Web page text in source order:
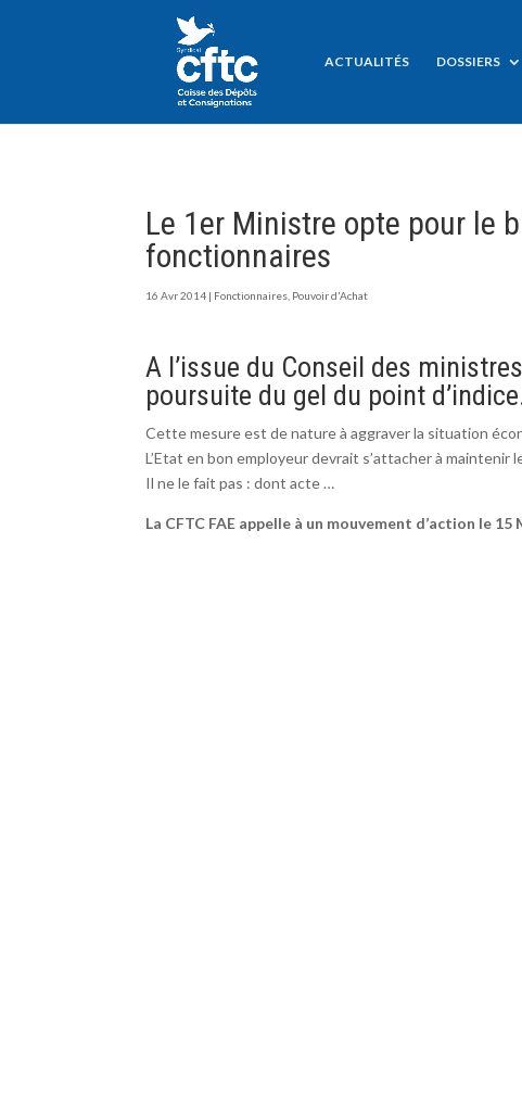
ACTUALITÉS DOSSIERS
Le 1er Ministre opte pour le
fonctionnaires
16 Avr 2014 | Fonctionnaires Pouvoir d'Achat
A l’issue du Conseil des
poursuite du gel du point
Cette mesure est de nature à aggraver la situation
L’Etat en bon employeur devrait s’attacher à maintenir
Il ne le fait pas : dont acte …
La CFTC FAE appelle à un mouvement d’action le